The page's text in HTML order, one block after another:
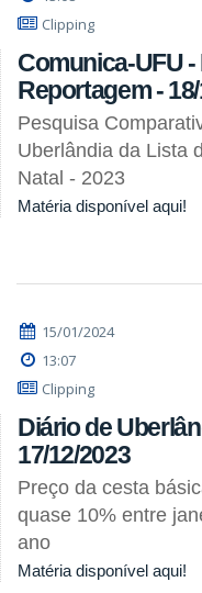
Clipping
Comunica-UFU -
Reportagem -
Pesquisa
Uberlândia da Lista
Natal - 2023
Matéria disponível aqui!
15/01/2024
13:07
Clipping
Diário de
17/12/2023
Preço da cesta
quase 10% entre
ano
Matéria disponível aqui!